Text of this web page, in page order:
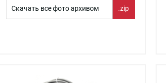
Скачать все фото архивом .zip